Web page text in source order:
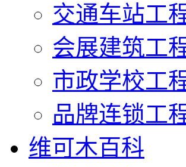
交通车站工
会展建筑工
市政学校工
品牌连锁工
维可木百科